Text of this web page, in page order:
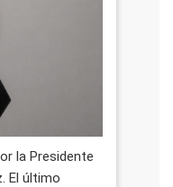
la Presidente
El último